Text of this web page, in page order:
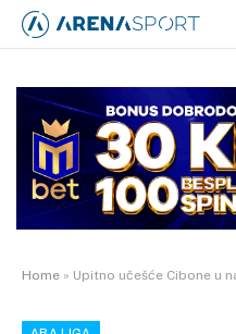
Home » Upitno učešće Cibone u